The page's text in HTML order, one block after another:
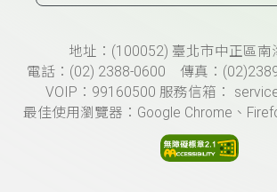
頁尾資訊地址：(100052) 臺北市中正區南
電話：(02) 2388-0600 傳真：
VOIP：99160500 服務信箱：
最佳使用瀏覽器：Google Chrome、